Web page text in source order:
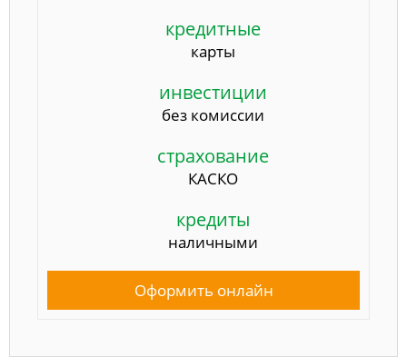
кредитные
карты
инвестиции
без комиссии
страхование
КАСКО
кредиты
наличными
Оформить онлайн